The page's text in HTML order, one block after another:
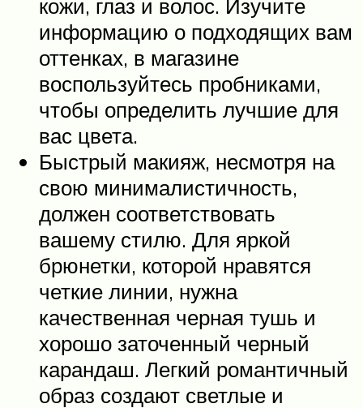
кожи, глаз и волос. Изучите
информацию о подходящих вам
оттенках, в магазине
воспользуйтесь пробниками,
чтобы определить лучшие для
вас цвета.
Быстрый макияж, несмотря на
свою минималистичность,
должен соответствовать
вашему стилю. Для яркой
брюнетки, которой нравятся
четкие линии, нужна
качественная черная тушь и
хорошо заточенный черный
карандаш. Легкий романтичный
образ создают светлые и